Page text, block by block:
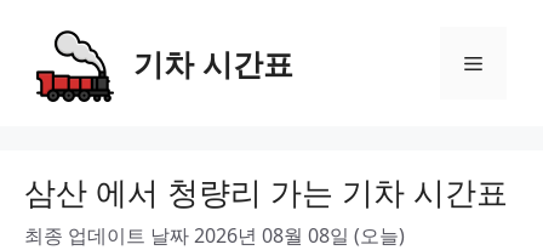
content
기차 시간표 Menu
삼산 에서 청량리 가는 기차 시간표
최종 업데이트 날짜 2026년 08월 08일 (오늘)